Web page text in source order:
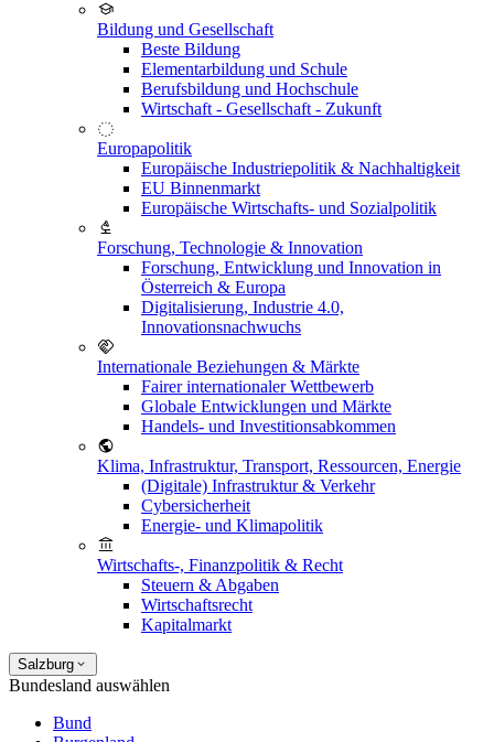
Bildung und Gesellschaft
Beste Bildung
Elementarbildung und Schule
Berufsbildung und Hochschule
Wirtschaft - Gesellschaft - Zukunft
Europapolitik
Europäische Industriepolitik & Nachhaltigkeit
EU Binnenmarkt
Europäische Wirtschafts- und Sozialpolitik
Forschung, Technologie & Innovation
Forschung, Entwicklung und Innovation in
Österreich & Europa
Digitalisierung, Industrie 4.0,
Innovationsnachwuchs
Internationale Beziehungen & Märkte
Fairer internationaler Wettbewerb
Globale Entwicklungen und Märkte
Handels- und Investitionsabkommen
Klima, Infrastruktur, Transport, Ressourcen, Energie
(Digitale) Infrastruktur & Verkehr
Cybersicherheit
Energie- und Klimapolitik
Wirtschafts-, Finanzpolitik & Recht
Steuern & Abgaben
Wirtschaftsrecht
Kapitalmarkt
Salzburg
Bundesland auswählen
Bund